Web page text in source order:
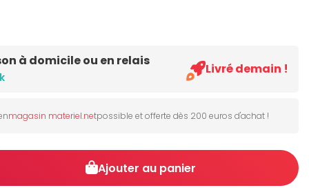
à domicile ou en relais
Livré demain !
magasin materiel.netpossible et offerte dès 200 euros d'achat !
Ajouter au panier